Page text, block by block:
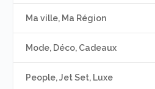
Ma ville, Ma Région
Mode, Déco, Cadeaux
People, Jet Set, Luxe